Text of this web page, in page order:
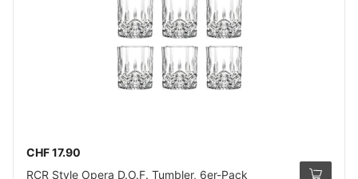
CHF 17.90
RCR Style Opera D.O.F. Tumbler, 6er-Pack